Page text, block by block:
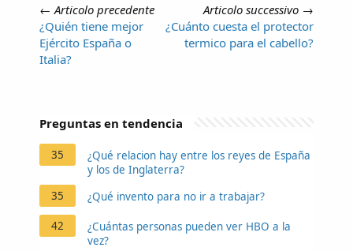
← Articolo precedente
¿Quién tiene mejor
Ejército España o
Italia?
Articolo successivo →
¿Cuánto cuesta el protector
termico para el cabello?
Preguntas en tendencia
35
¿Qué relacion hay entre los reyes de España
y los de Inglaterra?
35
¿Qué invento para no ir a trabajar?
42
¿Cuántas personas pueden ver HBO a la
vez?